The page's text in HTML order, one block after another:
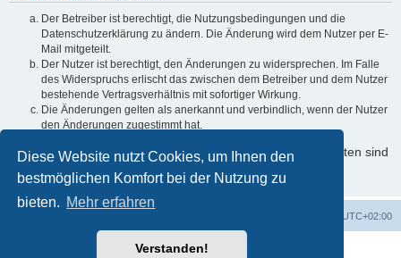
Diese Website nutzt Cookies, um Ihnen den
bestmöglichen Komfort bei der Nutzung zu
bieten. Mehr erfahren
Verstanden!
Der Betreiber ist berechtigt, die Nutzungsbedingungen und die
Datenschutzerklärung zu ändern. Die Änderung wird dem Nutzer per E-
Mail mitgeteilt.
Der Nutzer ist berechtigt, den Änderungen zu widersprechen. Im Falle
des Widerspruchs erlischt das zwischen dem Betreiber und dem Nutzer
bestehende Vertragsverhältnis mit sofortiger Wirkung.
Die Änderungen gelten als anerkannt und verbindlich, wenn der Nutzer
den Änderungen zugestimmt hat.
Informationen über den Umgang mit Ihren persönlichen Daten sind
in der Datenschutzerklärung enthalten.
UTC+02:00
Powered byphpBB® Forum Software © phpBB Limited